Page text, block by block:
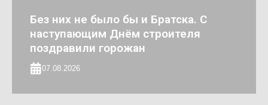
Без них не было бы и Братска. С
наступающим Днём строителя
поздравили горожан
07.08.2026